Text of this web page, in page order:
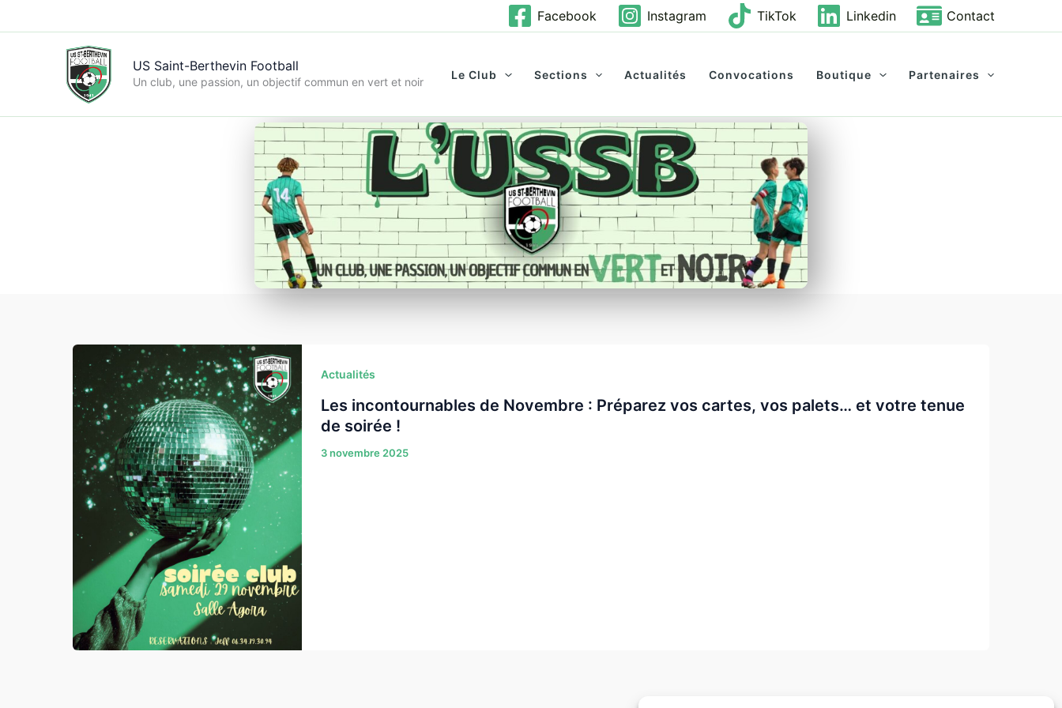
au
Facebook Instagram TikTok Linkedin Contact
US Saint-Berthevin Football
Un club, une passion, un objectif commun en vert et noir
Le Club Sections Actualités Convocations Boutique Partenaires
Actualités
Les incontournables de Novembre : Préparez vos cartes, vos palets… et votre tenue
de soirée !
3 novembre 2025